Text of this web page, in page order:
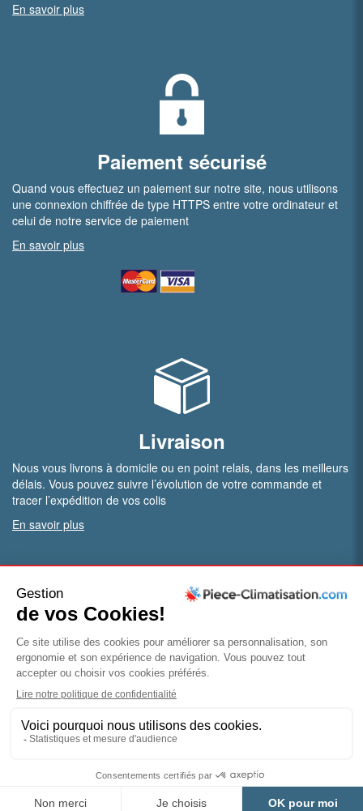
En savoir plus
Paiement sécurisé
Quand vous effectuez un paiement sur notre site, nous utilisons
une connexion chiffrée de type HTTPS entre votre ordinateur et
celui de notre service de paiement
En savoir plus
Livraison
Nous vous livrons à domicile ou en point relais, dans les meilleurs
délais. Vous pouvez suivre l’évolution de votre commande et
tracer l’expédition de vos colis
En savoir plus
Vous êtes professionnel ?
Bénéficiez de conditions particulières en ouvrant un compte
pro
Mentions légales|Conditions
générales de vente| Politique de confidentialité